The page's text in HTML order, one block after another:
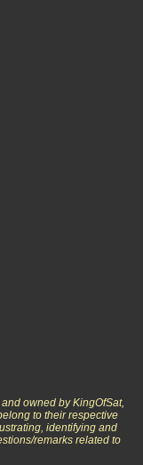
owned by KingOfSat,
to their respective
identifying and
remarks related to